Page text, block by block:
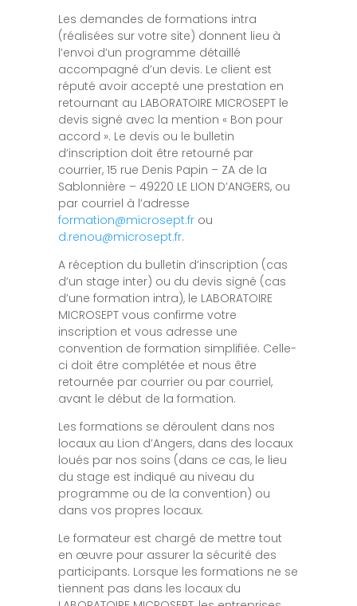
Les demandes de formations intra
(réalisées sur votre site) donnent lieu à
l’envoi d’un programme détaillé
accompagné d’un devis. Le client est
réputé avoir accepté une prestation en
retournant au LABORATOIRE MICROSEPT le
devis signé avec la mention « Bon pour
accord ». Le devis ou le bulletin
d’inscription doit être retourné par
courrier, 15 rue Denis Papin – ZA de la
Sablonnière – 49220 LE LION D’ANGERS, ou
par courriel à l’adresse
formation@microsept.fr ou
d.renou@microsept.fr.
A réception du bulletin d’inscription (cas
d’un stage inter) ou du devis signé (cas
d’une formation intra), le LABORATOIRE
MICROSEPT vous confirme votre
inscription et vous adresse une
convention de formation simplifiée. Celle-
ci doit être complétée et nous être
retournée par courrier ou par courriel,
avant le début de la formation.
Les formations se déroulent dans nos
locaux au Lion d’Angers, dans des locaux
loués par nos soins (dans ce cas, le lieu
du stage est indiqué au niveau du
programme ou de la convention) ou
dans vos propres locaux.
Le formateur est chargé de mettre tout
en œuvre pour assurer la sécurité des
participants. Lorsque les formations ne se
tiennent pas dans les locaux du